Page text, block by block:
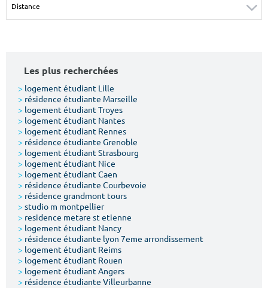
m² m²
Votre date d'entrée
Chercher
Les plus recherchées
> logement étudiant Lille
> résidence étudiante Marseille
> logement étudiant Troyes
> logement étudiant Nantes
> logement étudiant Rennes
> résidence étudiante Grenoble
> logement étudiant Strasbourg
> logement étudiant Nice
> logement étudiant Caen
> résidence étudiante Courbevoie
> résidence grandmont tours
> studio m montpellier
> residence metare st etienne
> logement étudiant Nancy
> résidence étudiante lyon 7eme arrondissement
> logement étudiant Reims
> logement étudiant Rouen
> logement étudiant Angers
> résidence étudiante Villeurbanne